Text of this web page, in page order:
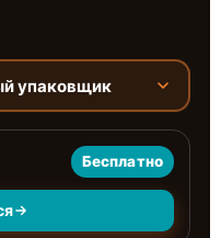
упаковщик
Бесплатно